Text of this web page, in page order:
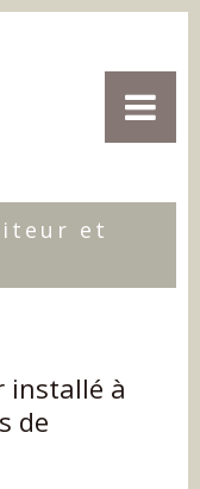

et
installé à
de